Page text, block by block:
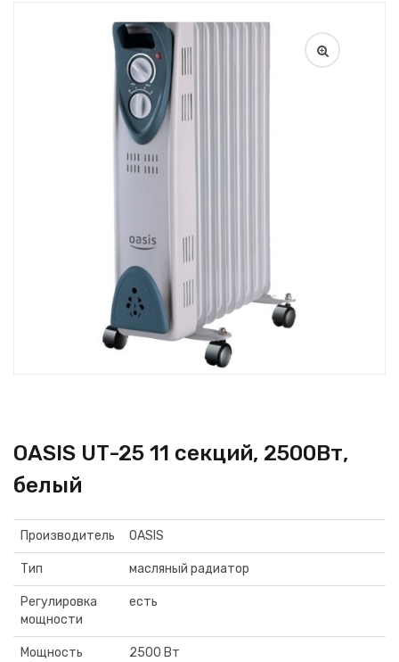
OASIS UT-25 11 секций, 2500Вт,
белый
Производитель OASIS
Тип масляный радиатор
Регулировка
мощности
есть
Мощность
2500 Вт